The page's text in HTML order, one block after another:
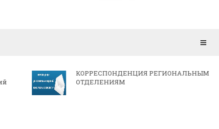
КОРРЕСПОНДЕНЦИЯ РЕГИОНАЛЬНЫМ
ОТДЕЛЕНИЯМ